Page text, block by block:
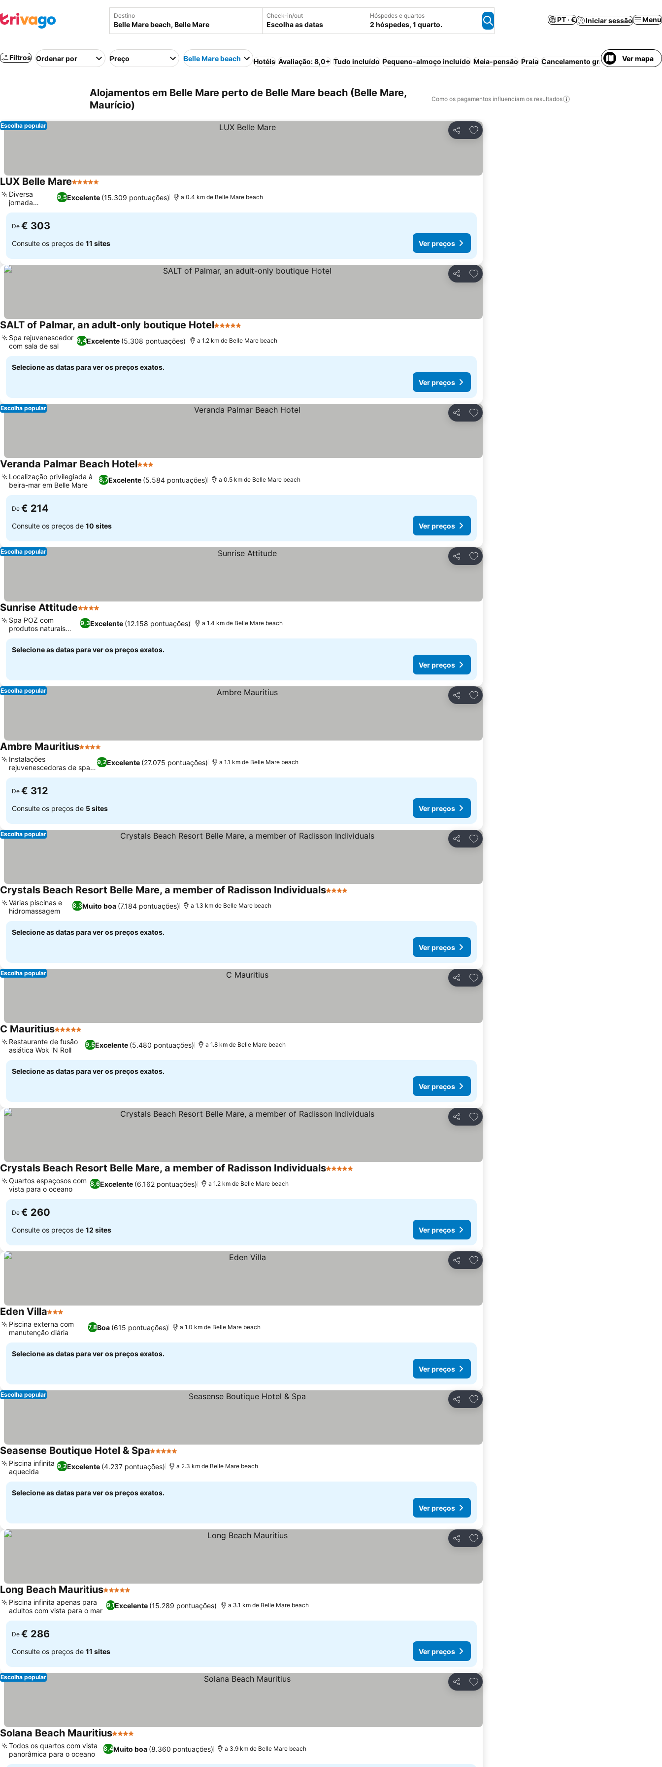
Destino Check-in/out
Escolha as datas
Hóspedes e quartos
2 hóspedes, 1 quarto.
PT · € Iniciar sessão Menu
Filtros Ordenar por Preço Belle Mare beach Hotéis Avaliação: 8,0+ Tudo incluído Pequeno-almoço incluído Meia-pensão Praia Cancelamento gratuito Resort
Ver mapa
Alojamentos em Belle Mare perto de Belle Mare beach (Belle Mare,
Maurício)
Como os pagamentos influenciam os resultados
Partilhar
Adicionar aos favoritos
Escolha popular
LUX Belle Mare5 Estrelas
9,5Excelente (15.309 pontuações)
Diversa
jornada
culinária
a 0.4 km de Belle Mare beach
De € 303
Consulte os preços de 11 sites Ver preços
Partilhar
Adicionar aos favoritos
SALT of Palmar, an adult-only boutique Hotel5 Estrelas
9,4Excelente (5.308 pontuações)
Spa rejuvenescedor
com sala de sal
a 1.2 km de Belle Mare beach
Selecione as datas para ver os preços exatos.
Ver preços
Partilhar
Adicionar aos favoritos
Escolha popular
Veranda Palmar Beach Hotel3 Estrelas
8,7Excelente (5.584 pontuações)
Localização privilegiada à
beira-mar em Belle Mare
a 0.5 km de Belle Mare beach
De € 214
Consulte os preços de 10 sites Ver preços
Partilhar
Adicionar aos favoritos
Escolha popular
Sunrise Attitude4 Estrelas
9,3Excelente (12.158 pontuações)
Spa POZ com
produtos naturais
locais
a 1.4 km de Belle Mare beach
Selecione as datas para ver os preços exatos.
Ver preços
Partilhar
Adicionar aos favoritos
Escolha popular
Ambre Mauritius4 Estrelas
9,2Excelente (27.075 pontuações)
Instalações
rejuvenescedoras de spa e
bem-estar
a 1.1 km de Belle Mare beach
De € 312
Consulte os preços de 5 sites Ver preços
Partilhar
Adicionar aos favoritos
Escolha popular
Crystals Beach Resort Belle Mare, a member of Radisson Individuals4 Estrelas
8,3Muito boa (7.184 pontuações)
Várias piscinas e
hidromassagem
a 1.3 km de Belle Mare beach
Selecione as datas para ver os preços exatos.
Ver preços
Partilhar
Adicionar aos favoritos
Escolha popular
C Mauritius5 Estrelas
9,5Excelente (5.480 pontuações)
Restaurante de fusão
asiática Wok 'N Roll
a 1.8 km de Belle Mare beach
Selecione as datas para ver os preços exatos.
Ver preços
Partilhar
Adicionar aos favoritos
Crystals Beach Resort Belle Mare, a member of Radisson Individuals5 Estrelas
8,6Excelente (6.162 pontuações)
Quartos espaçosos com
vista para o oceano
a 1.2 km de Belle Mare beach
De € 260
Consulte os preços de 12 sites Ver preços
Partilhar
Adicionar aos favoritos
Eden Villa3 Estrelas
7,8Boa (615 pontuações)
Piscina externa com
manutenção diária
a 1.0 km de Belle Mare beach
Selecione as datas para ver os preços exatos.
Ver preços
Partilhar
Adicionar aos favoritos
Escolha popular
Seasense Boutique Hotel & Spa5 Estrelas
9,2Excelente (4.237 pontuações)
Piscina infinita
aquecida
a 2.3 km de Belle Mare beach
Selecione as datas para ver os preços exatos.
Ver preços
Partilhar
Adicionar aos favoritos
Long Beach Mauritius5 Estrelas
9,1Excelente (15.289 pontuações)
Piscina infinita apenas para
adultos com vista para o mar
a 3.1 km de Belle Mare beach
De € 286
Consulte os preços de 11 sites Ver preços
Partilhar
Adicionar aos favoritos
Escolha popular
Solana Beach Mauritius4 Estrelas
8,4Muito boa (8.360 pontuações)
Todos os quartos com vista
panorâmica para o oceano
a 3.9 km de Belle Mare beach